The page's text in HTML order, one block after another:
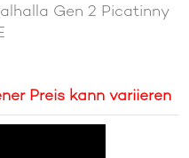
Gen 2 Picatinny
Preis kann variieren